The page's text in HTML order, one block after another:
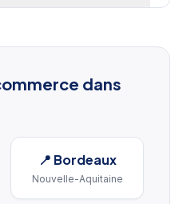
dans
📍 Bordeaux
Nouvelle-Aquitaine